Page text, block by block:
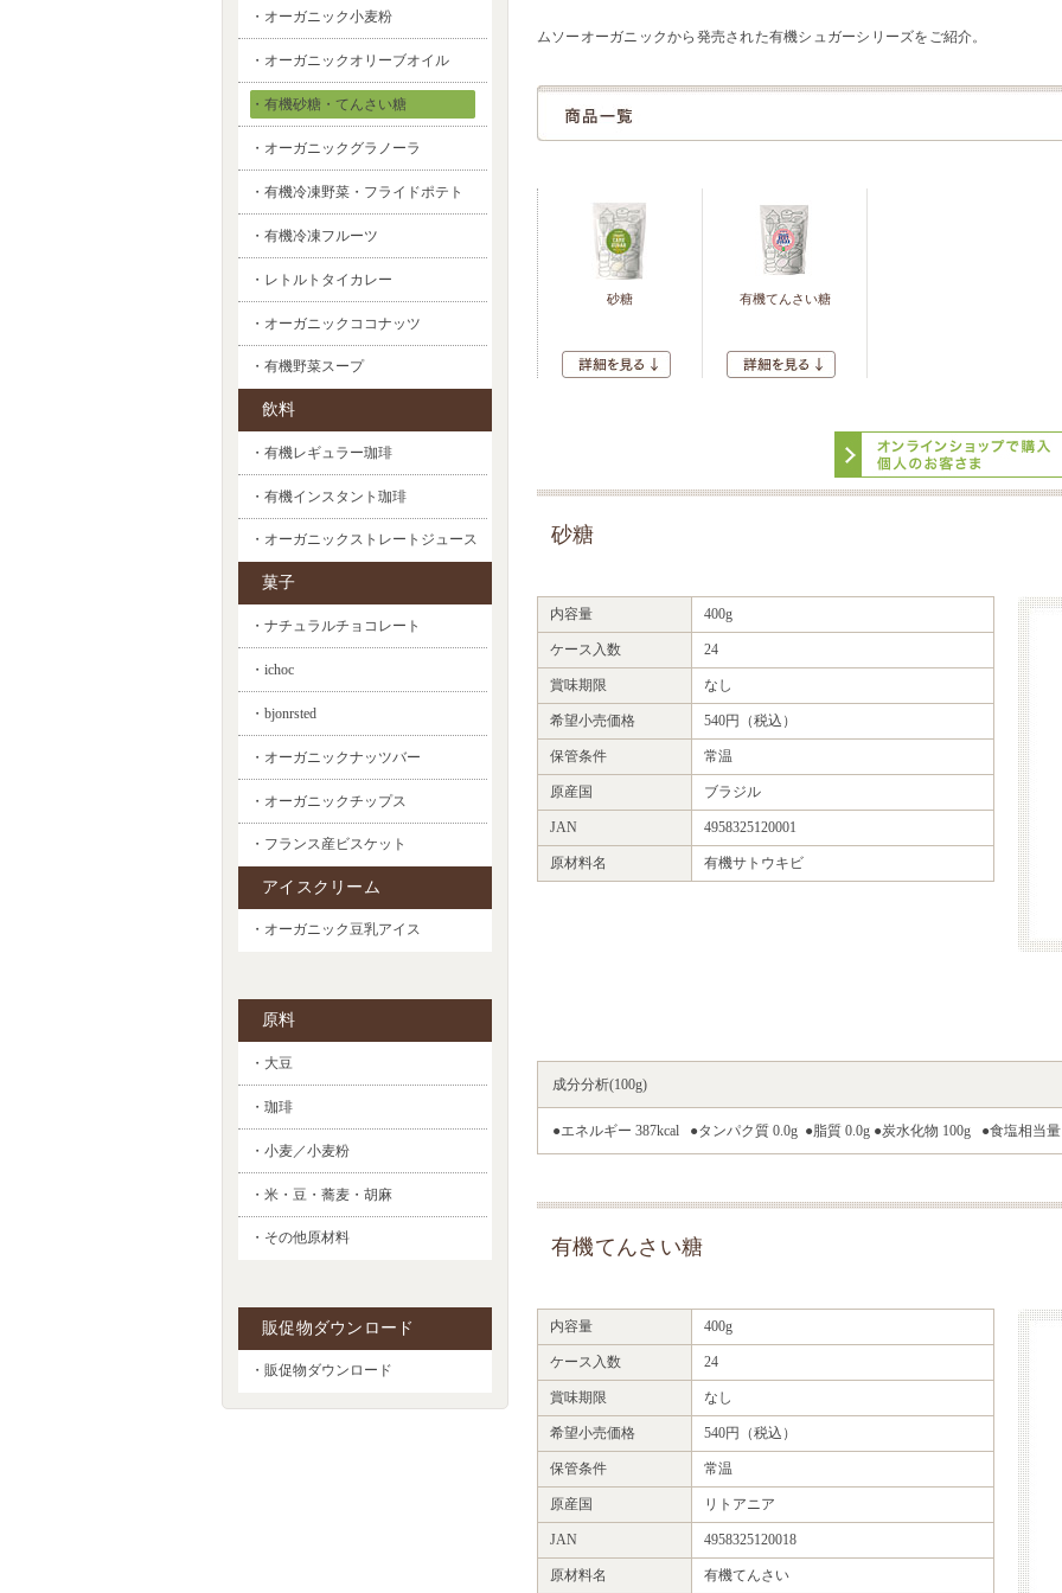
・オーガニック小麦粉
・オーガニックオリーブオイル
・有機砂糖・てんさい糖
・オーガニックグラノーラ
・有機冷凍野菜・フライドポテト
・有機冷凍フルーツ
・レトルトタイカレー
・オーガニックココナッツ
・有機野菜スープ
飲料
・有機レギュラー珈琲
・有機インスタント珈琲
・オーガニックストレートジュース
菓子
・ナチュラルチョコレート
・ichoc
・bjonrsted
・オーガニックナッツバー
・オーガニックチップス
・フランス産ビスケット
アイスクリーム
・オーガニック豆乳アイス
原料
・大豆
・珈琲
・小麦／小麦粉
・米・豆・蕎麦・胡麻
・その他原材料
販促物ダウンロード
・販促物ダウンロード
ムソーオーガニックから発売された有機シュガーシリーズをご紹介。
砂糖 有機てんさい糖
砂糖
内容量 400g
ケース入数 24
賞味期限 なし
希望小売価格 540円（税込）
保管条件 常温
原産国 ブラジル
JAN 4958325120001
原材料名 有機サトウキビ
成分分析(100g)
●エネルギー 387kcal ●タンパク質 0.0g ●脂質 0.0g ●炭水化物 100g ●食塩相当
有機てんさい糖
内容量 400g
ケース入数 24
賞味期限 なし
希望小売価格 540円（税込）
保管条件 常温
原産国 リトアニア
JAN 4958325120018
原材料名 有機てんさい